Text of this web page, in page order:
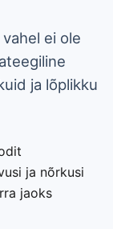
ei ole
ja lõplikku
ja nõrkusi
jaoks